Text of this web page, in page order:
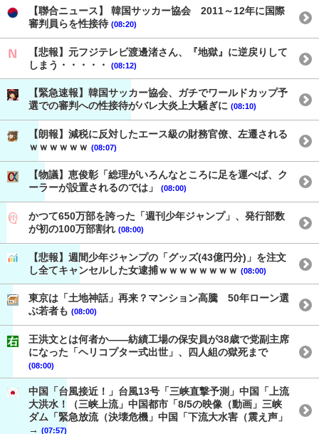
【聯合ニュース】 韓国サッカー協会 2011～12年に国際
審判員らを性接待 (08:20)
【悲報】元フジテレビ渡邊渚さん、『地獄』に逆戻りして
しまう・・・・・
(08:12)
【緊急速報】韓国サッカー協会、ガチでワールドカップ予
選での審判への性接待がバレ大炎上大騒ぎに (08:10)
【朗報】減税に反対したエース級の財務官僚、左遷される
ｗｗｗｗｗｗ (08:07)
【物議】恵俊彰「総理がいろんなところに足を運べば、ク
ーラーが設置されるのでは」
(08:00)
かつて650万部を誇った「週刊少年ジャンプ」、発行部数
が初の100万部割れ (08:00)
【悲報】週間少年ジャンプの「グッズ(43億円分)」を注文
し全てキャンセルした女逮捕ｗｗｗｗｗｗｗｗ (08:00)
東京は「土地神話」再来？マンション高騰 50年ローン選
ぶ若者も (08:00)
王洪文とは何者か——紡績工場の保安員が38歳で党副主席
になった「ヘリコプター式出世」、四人組の獄死まで
(08:00)
中国「台風接近！」台風13号「三峡直撃予測」中国「上流
大洪水！（三峡上流」中国都市「8/5の映像（動画」三峡
ダム「緊急放流（決壊危機」中国「下流大水害（震え声」
→ (07:57)